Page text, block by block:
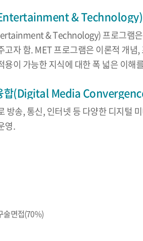
& Technology)
& Technology) 프로그램은
고자 함. MET 프로그램은 이론적 개
용이 가능한 지식에 대한 폭 넓은 이해
합(Digital Media
방송, 통신, 인터넷 등 다양한 디지털
영.
술면접(70%)